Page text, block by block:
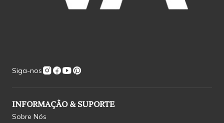
Siga-nos
INFORMAÇÃO & SUPORTE
Sobre Nós